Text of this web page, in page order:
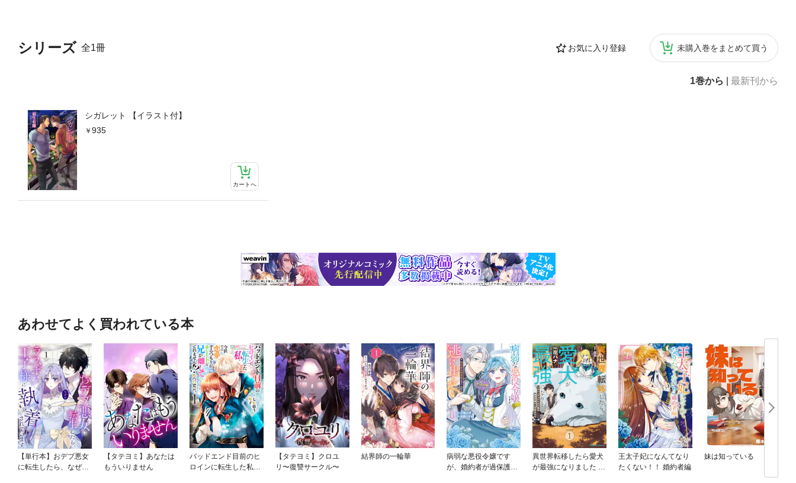
シリーズ 全1冊 お気に入り登録 未購入巻をまとめて買う
1巻から 最新刊から
シガレット 【イラスト付】
935
カートへ
あわせてよく買われている本
【単行本】おデブ悪女
に転生したら、なぜか
【タテヨミ】あなたは
もういりません
バッドエンド目前のヒ
ロインに転生した私、
【タテヨミ】クロユ
リ〜復讐サークル〜
結界師の一輪華
病弱な悪役令嬢です
が、婚約者が過保護す
異世界転移したら愛犬
が最強になりました ～
王太子妃になんてなり
たくない！！ 婚約者編
妹は知っている